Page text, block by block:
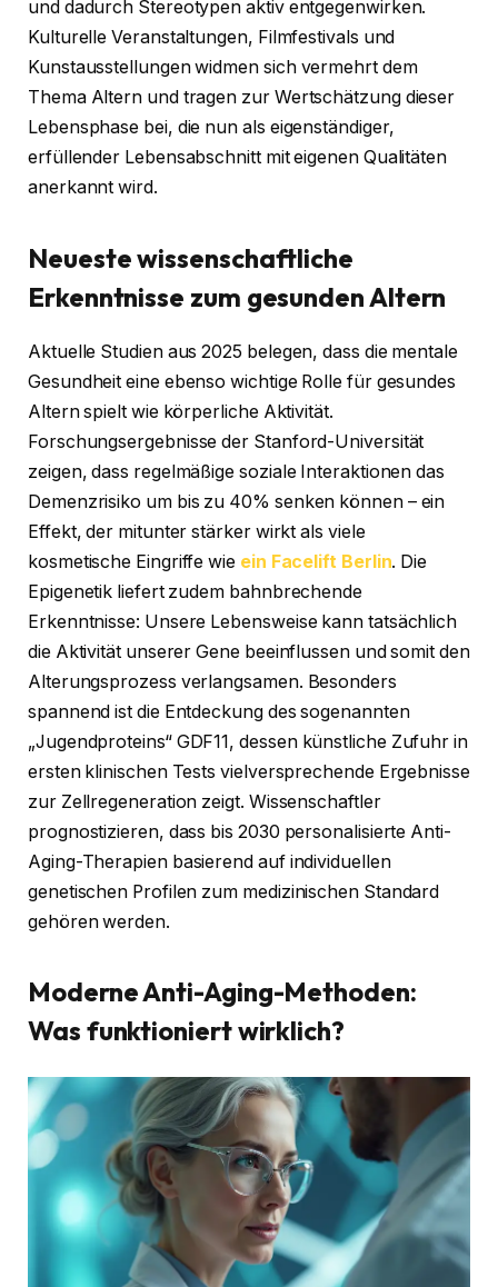
und dadurch Stereotypen aktiv entgegenwirken.
Kulturelle Veranstaltungen, Filmfestivals und
Kunstausstellungen widmen sich vermehrt dem
Thema Altern und tragen zur Wertschätzung dieser
Lebensphase bei, die nun als eigenständiger,
erfüllender Lebensabschnitt mit eigenen Qualitäten
anerkannt wird.
Neueste wissenschaftliche
Erkenntnisse zum gesunden Altern
Aktuelle Studien aus 2025 belegen, dass die mentale
Gesundheit eine ebenso wichtige Rolle für gesundes
Altern spielt wie körperliche Aktivität.
Forschungsergebnisse der Stanford-Universität
zeigen, dass regelmäßige soziale Interaktionen das
Demenzrisiko um bis zu 40% senken können – ein
Effekt, der mitunter stärker wirkt als viele
kosmetische Eingriffe wie ein Facelift Berlin. Die
Epigenetik liefert zudem bahnbrechende
Erkenntnisse: Unsere Lebensweise kann tatsächlich
die Aktivität unserer Gene beeinflussen und somit den
Alterungsprozess verlangsamen. Besonders
spannend ist die Entdeckung des sogenannten
„Jugendproteins“ GDF11, dessen künstliche Zufuhr in
ersten klinischen Tests vielversprechende Ergebnisse
zur Zellregeneration zeigt. Wissenschaftler
prognostizieren, dass bis 2030 personalisierte Anti-
Aging-Therapien basierend auf individuellen
genetischen Profilen zum medizinischen Standard
gehören werden.
Moderne Anti-Aging-Methoden:
Was funktioniert wirklich?